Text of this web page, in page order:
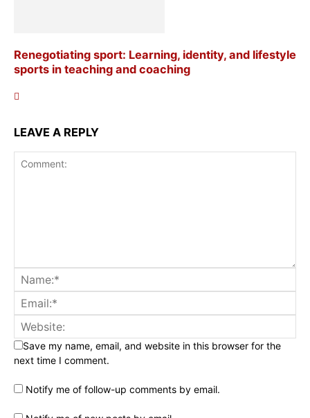
Renegotiating sport: Learning, identity, and lifestyle
sports in teaching and coaching
LEAVE A REPLY
Save my name, email, and website in this browser for the
next time I comment.
Notify me of follow-up comments by email.